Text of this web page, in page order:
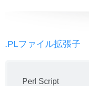
.PLファイル拡張子
Perl Script